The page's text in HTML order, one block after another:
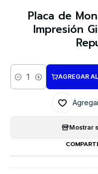
Placa de
Impresión
Cantidad
AGREGAR
Mostrar